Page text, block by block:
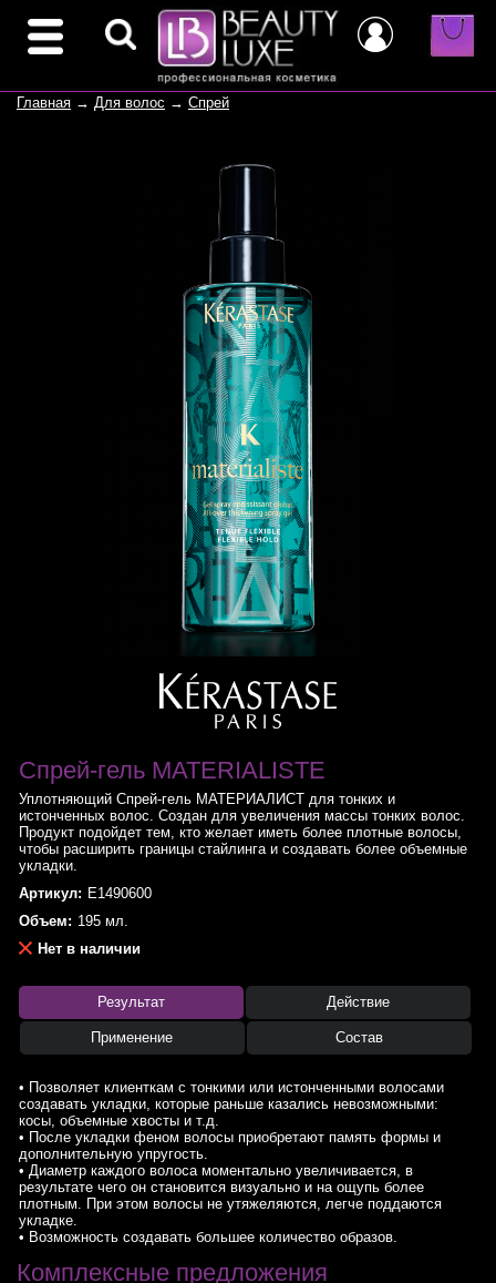
Главная → Для волос → Спрей
Спрей-гель MATERIALISTE
Уплотняющий Спрей-гель МАТЕРИАЛИСТ для тонких и
истонченных волос. Создан для увеличения массы тонких волос.
Продукт подойдет тем, кто желает иметь более плотные волосы,
чтобы расширить границы стайлинга и создавать более объемные
укладки.
Артикул: E1490600
Объем: 195 мл.
Нет в наличии
Результат Действие
Применение Состав
• Позволяет клиенткам с тонкими или истонченными волосами
создавать укладки, которые раньше казались невозможными:
косы, объемные хвосты и т.д.
• После укладки феном волосы приобретают память формы и
дополнительную упругость.
• Диаметр каждого волоса моментально увеличивается, в
результате чего он становится визуально и на ощупь более
плотным. При этом волосы не утяжеляются, легче поддаются
укладке.
• Возможность создавать большее количество образов.
Комплексные предложения